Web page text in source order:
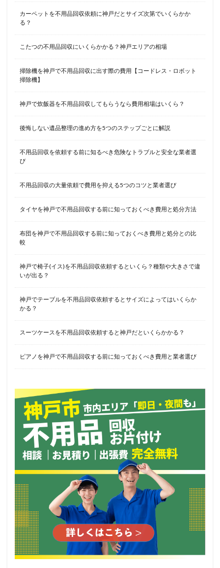
カーペットを不用品回収依頼に神戸だとサイズ次第でいくらかか
る？
こたつの不用品回収にいくらかかる？神戸エリアの相場
掃除機を神戸で不用品回収に出す際の費用【コードレス・ロボット
掃除機】
神戸で炊飯器を不用品回収してもらうなら費用相場はいくら？
後悔しない遺品整理の進め方を5つのステップごとに解説
不用品回収を依頼する前に知るべき危険なトラブルと安全な業者選
び
不用品回収の大量依頼で費用を抑える5つのコツと業者選び
タイヤを神戸で不用品回収する前に知っておくべき費用と処分方法
布団を神戸で不用品回収する前に知っておくべき費用と処分との比
較
神戸で椅子(イス)を不用品回収依頼するといくら？種類や大きさで違
いが出る？
神戸でテーブルを不用品回収依頼するとサイズによってはいくらか
かる？
スーツケースを不用品回収依頼すると神戸だといくらかかる？
ピアノを神戸で不用品回収する前に知っておくべき費用と業者選び